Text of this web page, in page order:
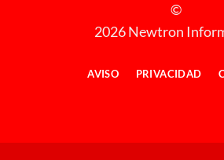
©
2026 Newtron
AVISO PRIVACIDAD